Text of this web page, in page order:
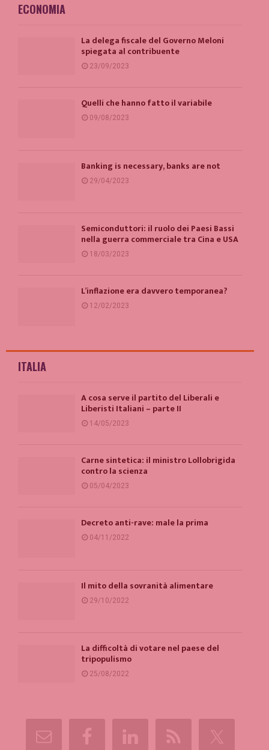
ECONOMIA
La delega fiscale del Governo Meloni
spiegata al contribuente
23/09/2023
Quelli che hanno fatto il variabile
09/08/2023
Banking is necessary, banks are not
29/04/2023
Semiconduttori: il ruolo dei Paesi Bassi
nella guerra commerciale tra Cina e USA
18/03/2023
L’inflazione era davvero temporanea?
12/02/2023
ITALIA
A cosa serve il partito del Liberali e
Liberisti Italiani – parte II
14/05/2023
Carne sintetica: il ministro Lollobrigida
contro la scienza
05/04/2023
Decreto anti-rave: male la prima
04/11/2022
Il mito della sovranità alimentare
29/10/2022
La difficoltà di votare nel paese del
tripopulismo
25/08/2022